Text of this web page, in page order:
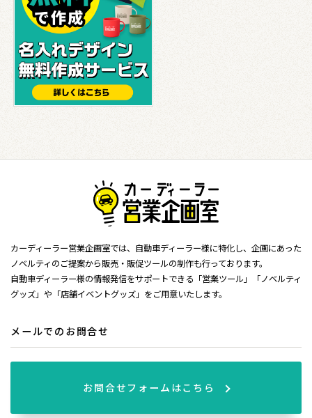
カーディーラー営業企画室では、自動車ディーラー様に特化し、企画にあった
ノベルティのご提案から販売・販促ツールの制作も行っております。
自動車ディーラー様の情報発信をサポートできる「営業ツール」「ノベルティ
グッズ」や「店舗イベントグッズ」をご用意いたします。
メールでのお問合せ
お問合せフォームはこちら